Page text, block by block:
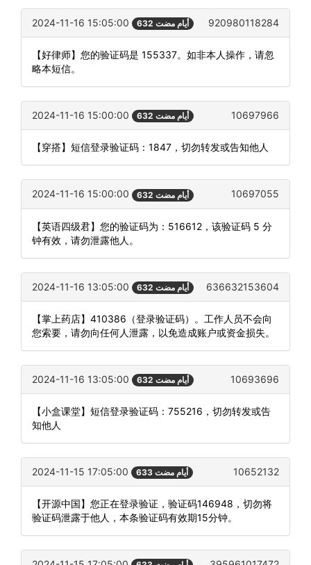
2024-11-16 15:05:00 632 أيام مضت 920980118284
【好律师】您的验证码是 155337。如非本人操作，请忽
略本短信。
2024-11-16 15:00:00 632 أيام مضت 10697966
【穿搭】短信登录验证码：1847，切勿转发或告知他人
2024-11-16 15:00:00 632 أيام مضت 10697055
【英语四级君】您的验证码为：516612，该验证码 5 分
钟有效，请勿泄露他人。
2024-11-16 13:05:00 632 أيام مضت 636632153604
【掌上药店】410386（登录验证码）。工作人员不会向
您索要，请勿向任何人泄露，以免造成账户或资金损失。
2024-11-16 13:05:00 632 أيام مضت 10693696
【小盒课堂】短信登录验证码：755216，切勿转发或告
知他人
2024-11-15 17:05:00 633 أيام مضت 10652132
【开源中国】您正在登录验证，验证码146948，切勿将
验证码泄露于他人，本条验证码有效期15分钟。